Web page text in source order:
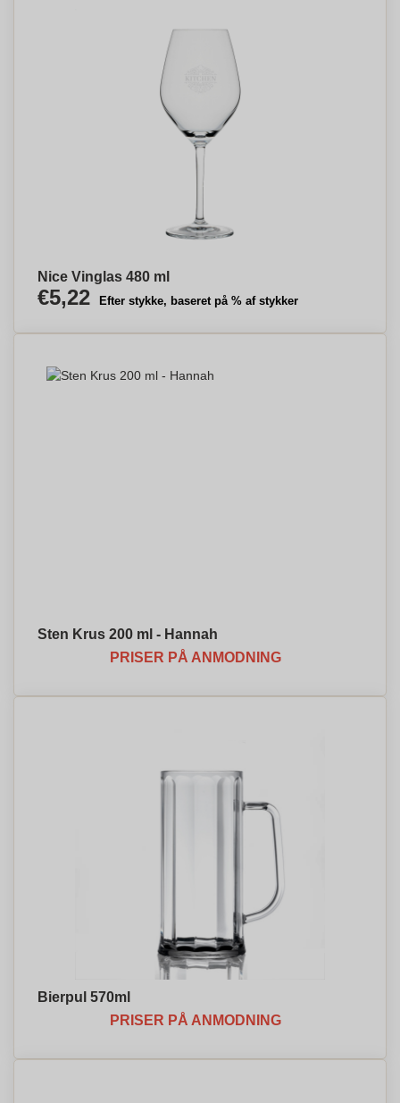
Nice Vinglas 480 ml
€5,22 Efter stykke, baseret på % af stykker
Sten Krus 200 ml - Hannah
PRISER PÅ ANMODNING
Bierpul 570ml
PRISER PÅ ANMODNING